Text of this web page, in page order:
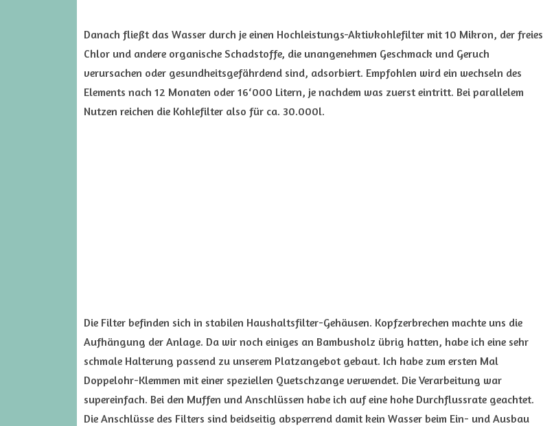
Danach fließt das Wasser durch je einen Hochleistungs-Aktivkohlefilter mit 10 Mikron, der freies
Chlor und andere organische Schadstoffe, die unangenehmen Geschmack und Geruch
verursachen oder gesundheitsgefährdend sind, adsorbiert. Empfohlen wird ein wechseln des
Elements nach 12 Monaten oder 16‘000 Litern, je nachdem was zuerst eintritt. Bei parallelem
Nutzen reichen die Kohlefilter also für ca. 30.000l.
Die Filter befinden sich in stabilen Haushaltsfilter-Gehäusen. Kopfzerbrechen machte uns die
Aufhängung der Anlage. Da wir noch einiges an Bambusholz übrig hatten, habe ich eine sehr
schmale Halterung passend zu unserem Platzangebot gebaut. Ich habe zum ersten Mal
Doppelohr-Klemmen mit einer speziellen Quetschzange verwendet. Die Verarbeitung war
supereinfach. Bei den Muffen und Anschlüssen habe ich auf eine hohe Durchflussrate geachtet.
Die Anschlüsse des Filters sind beidseitig absperrend damit kein Wasser beim Ein- und Ausbau